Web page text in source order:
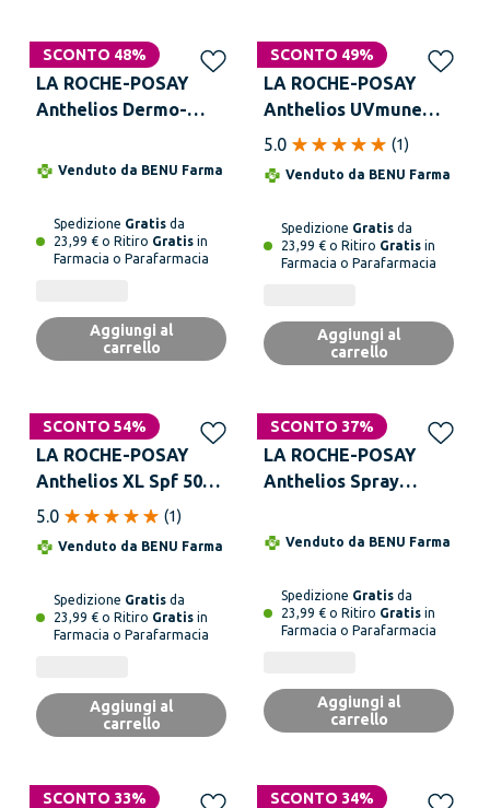
SCONTO 48%
LA ROCHE-POSAY
Anthelios Dermo-
Bagnata Bambino SPF
Venduto da BENU Farma
Spedizione Gratis da
23,99 € o Ritiro Gratis in
Farmacia o Parafarmacia
Aggiungi al
carrello
SCONTO 49%
LA ROCHE-POSAY
Anthelios UVmune
400 SPF 50+ Crema
Profumo 50 ml
5.0 (1)
Venduto da BENU Farma
Spedizione Gratis da
23,99 € o Ritiro Gratis in
Farmacia o Parafarmacia
Aggiungi al
carrello
SCONTO 54%
LA ROCHE-POSAY
Anthelios XL Spf 50+
Gel Crema Tocco
50 ml Oil Control
5.0 (1)
Venduto da BENU Farma
Spedizione Gratis da
23,99 € o Ritiro Gratis in
Farmacia o Parafarmacia
Aggiungi al
carrello
SCONTO 37%
LA ROCHE-POSAY
Anthelios Spray
Fresco Invisibile
Venduto da BENU Farma
Spedizione Gratis da
23,99 € o Ritiro Gratis in
Farmacia o Parafarmacia
Aggiungi al
carrello
SCONTO 33% SCONTO 34%